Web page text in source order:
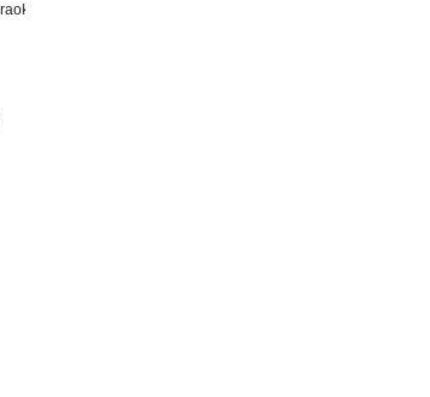
bežični zvučnik sa mikrofonom MK 4105